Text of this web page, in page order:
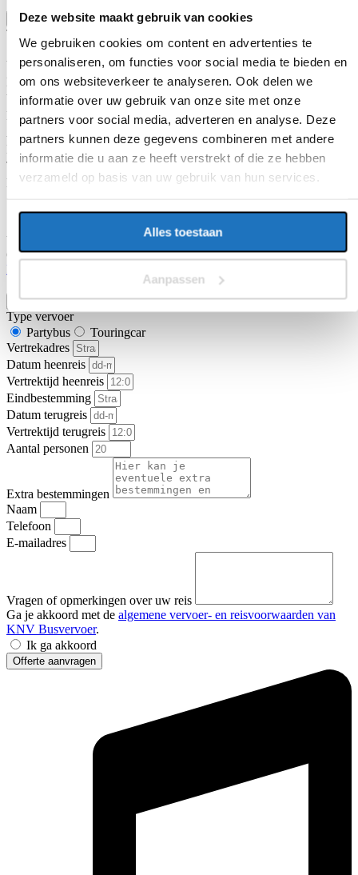
Deze website maakt gebruik van cookies
We gebruiken cookies om content en advertenties te
personaliseren, om functies voor social media te bieden en
om ons websiteverkeer te analyseren. Ook delen we
informatie over uw gebruik van onze site met onze
partners voor social media, adverteren en analyse. Deze
partners kunnen deze gegevens combineren met andere
informatie die u aan ze heeft verstrekt of die ze hebben
verzameld op basis van uw gebruik van hun services.
Alles toestaan
Aanpassen
Offerte aanvragen
Type vervoer
Partybus
Touringcar
Vertrekadres
Datum heenreis
Vertrektijd heenreis
Eindbestemming
Aantal personen
Naam
Telefoon
E-mailadres
Vragen of opmerkingen over uw reis
Ga je akkoord met dealgemene vervoer- en reisvoorwaarden van
KNV Busvervoer
Offerte aanvragen
Type vervoer
Partybus
Touringcar
Vertrekadres
Datum heenreis
Vertrektijd heenreis
Eindbestemming
Datum terugreis
Vertrektijd terugreis
Aantal personen
Extra bestemmingen
Naam
Telefoon
E-mailadres
Vragen of opmerkingen over uw reis
Ga je akkoord met de algemene vervoer- en reisvoorwaarden van
KNV Busvervoer.
Ik ga akkoord
Offerte aanvragen